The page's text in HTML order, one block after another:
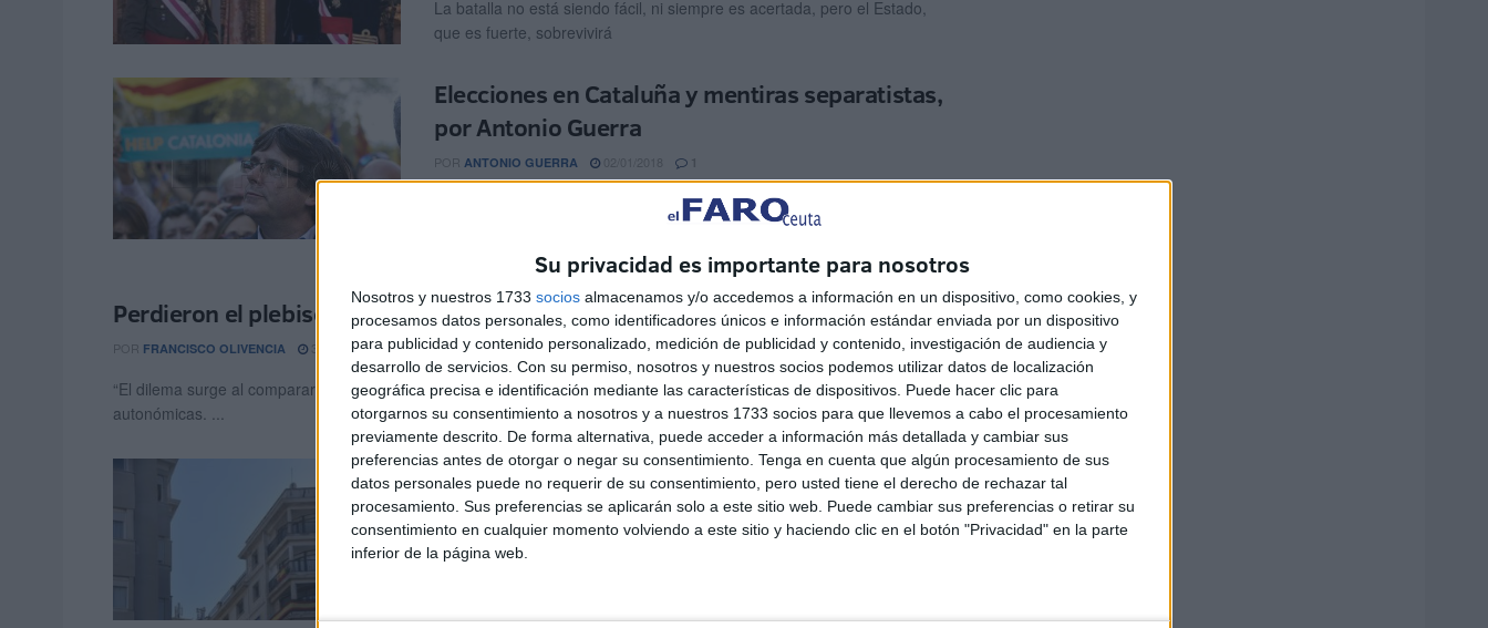
Su privacidad es importante para nosotros
Nosotros y nuestros 1733 socios almacenamos y/o accedemos a información en un dispositivo, como cookies, y
procesamos datos personales, como identificadores únicos e información estándar enviada por un dispositivo
para publicidad y contenido personalizado, medición de publicidad y contenido, investigación de audiencia y
desarrollo de servicios. Con su permiso, nosotros y nuestros socios podemos utilizar datos de localización
geográfica precisa e identificación mediante las características de dispositivos. Puede hacer clic para
otorgarnos su consentimiento a nosotros y a nuestros 1733 socios para que llevemos a cabo el procesamiento
previamente descrito. De forma alternativa, puede acceder a información más detallada y cambiar sus
preferencias antes de otorgar o negar su consentimiento. Tenga en cuenta que algún procesamiento de sus
datos personales puede no requerir de su consentimiento, pero usted tiene el derecho de rechazar tal
procesamiento. Sus preferencias se aplicarán solo a este sitio web. Puede cambiar sus preferencias o retirar su
consentimiento en cualquier momento volviendo a este sitio y haciendo clic en el botón "Privacidad" en la parte
inferior de la página web.
La batalla no está siendo fácil, ni siempre es acertada, pero el Estado,
que es fuerte, sobrevivirá
Elecciones en Cataluña y mentiras separatistas,
por Antonio Guerra
POR ANTONIO GUERRA 1
Ya conocemos el resultado de las elecciones catalanas. El conflicto
sigue. Cataluña continúa dividida en dos bloques: independentistas y
constitucionalistas. ...
Perdieron el plebiscito, por Francisco Olivencia
POR FRANCISCO OLIVENCIA 31/12/2017 0
“El dilema surge al comparar las cifras totales de votos obtenidos por las distintas opciones en las referidas elecciones
autonómicas. ...
2017: El año que sacamos las banderas, por
Jorge Uriel
JORGE URIEL GÓMEZ